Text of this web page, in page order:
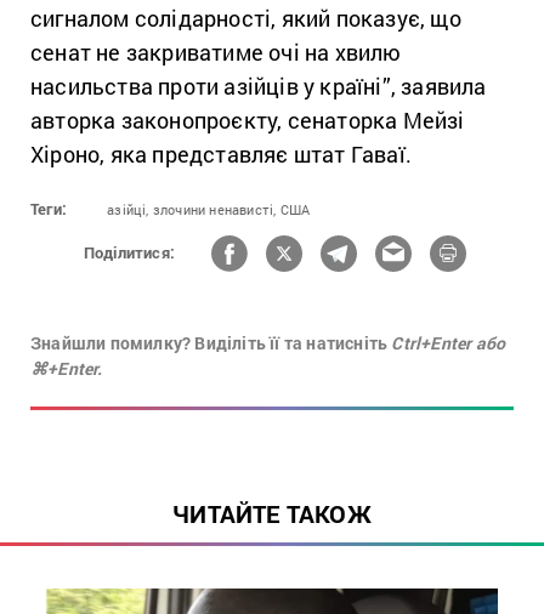
сигналом солідарності, який показує, що
сенат не закриватиме очі на хвилю
насильства проти азійців у країні”, заявила
авторка законопроєкту, сенаторка Мейзі
Хіроно, яка представляє штат Гаваї.
Теги: азійці, злочини ненависті, США
Поділитися:
Знайшли помилку? Виділіть її та натисніть Ctrl+Enter або
⌘+Enter.
ЧИТАЙТЕ ТАКОЖ